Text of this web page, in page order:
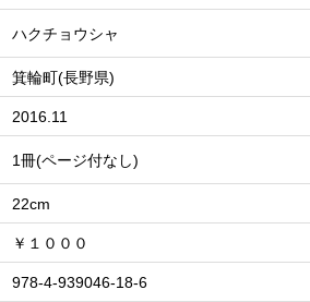
ハクチョウシャ
箕輪町(長野県)
2016.11
1冊(ページ付なし)
22cm
￥１０００
978-4-939046-18-6